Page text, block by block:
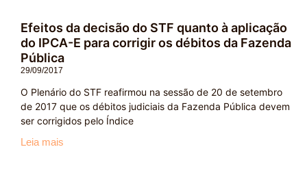
Efeitos da decisão do STF quanto à aplicação
do IPCA-E para corrigir os débitos da Fazenda
Pública
29/09/2017
O Plenário do STF reafirmou na sessão de 20 de setembro
de 2017 que os débitos judiciais da Fazenda Pública devem
ser corrigidos pelo Índice
Leia mais